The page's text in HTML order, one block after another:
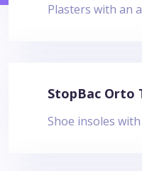
Plasters with an
StopBac Orto
Shoe insoles